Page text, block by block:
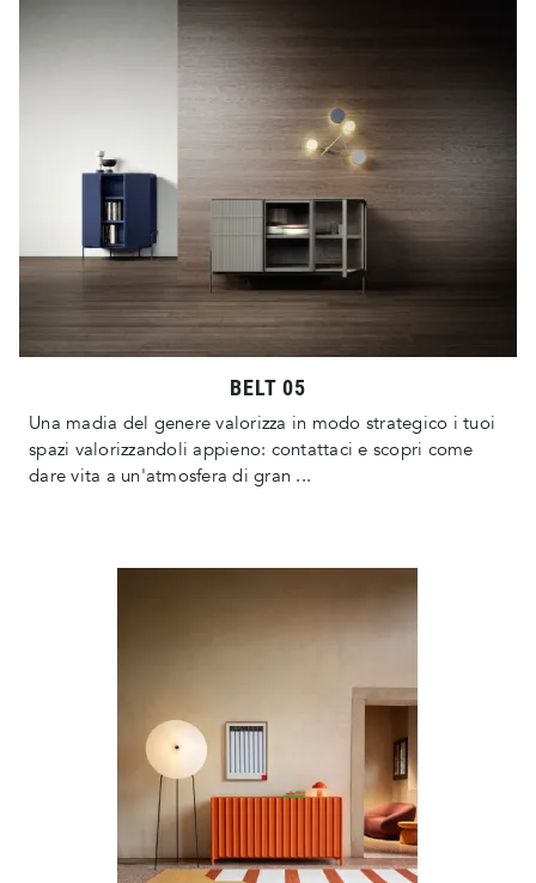
BELT 05
Una madia del genere valorizza in modo strategico i tuoi
spazi valorizzandoli appieno: contattaci e scopri come
dare vita a un'atmosfera di gran ...